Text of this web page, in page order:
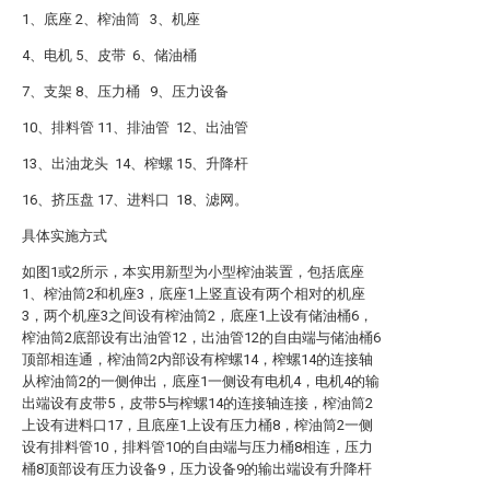
1、底座 2、榨油筒 3、机座
4、电机 5、皮带 6、储油桶
7、支架 8、压力桶 9、压力设备
10、排料管 11、排油管 12、出油管
13、出油龙头 14、榨螺 15、升降杆
16、挤压盘 17、进料口 18、滤网。
具体实施方式
如图1或2所示，本实用新型为小型榨油装置，包括底座
1、榨油筒2和机座3，底座1上竖直设有两个相对的机座
3，两个机座3之间设有榨油筒2，底座1上设有储油桶6，
榨油筒2底部设有出油管12，出油管12的自由端与储油桶6
顶部相连通，榨油筒2内部设有榨螺14，榨螺14的连接轴
从榨油筒2的一侧伸出，底座1一侧设有电机4，电机4的输
出端设有皮带5，皮带5与榨螺14的连接轴连接，榨油筒2
上设有进料口17，且底座1上设有压力桶8，榨油筒2一侧
设有排料管10，排料管10的自由端与压力桶8相连，压力
桶8顶部设有压力设备9，压力设备9的输出端设有升降杆